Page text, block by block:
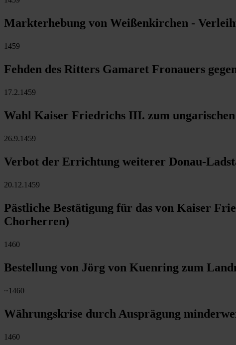
Markterhebung von Weißenkirchen -
1459
Fehden des Ritters Gamaret Fronauers
17.2.1459
Wahl Kaiser Friedrichs III. zum ungarischen
26.9.1459
Verbot der Errichtung weiterer Donau-
20.12.1459
Pästliche Bestätigung für das von Kaiser
Chorherren)
1460
Bestellung von Jörg von Kuenring zum
~1460
Währungskrise durch Ausprägung
1460